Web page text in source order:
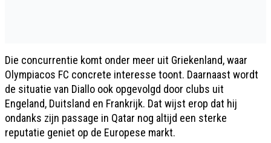
Die concurrentie komt onder meer uit Griekenland, waar
Olympiacos FC concrete interesse toont. Daarnaast wordt
de situatie van Diallo ook opgevolgd door clubs uit
Engeland, Duitsland en Frankrijk. Dat wijst erop dat hij
ondanks zijn passage in Qatar nog altijd een sterke
reputatie geniet op de Europese markt.